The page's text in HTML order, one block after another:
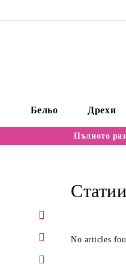
Бельо Дрехи
Пълното
Статии
No articles